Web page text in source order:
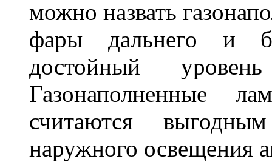
можно назвать
фары дальнего и
достойный
Газонаполненные
считаются
наружного освещения